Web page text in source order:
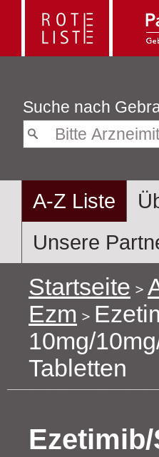
Suche nach
A-Z Liste
Unsere
Startseite
Ezm
10mg/
Tabletten